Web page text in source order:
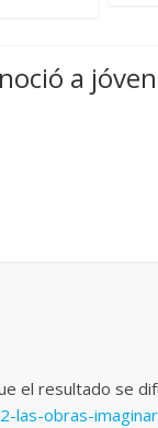
a
el resultado se
las-obras-